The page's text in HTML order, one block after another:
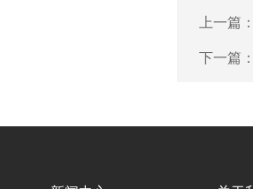
上一篇
下一篇